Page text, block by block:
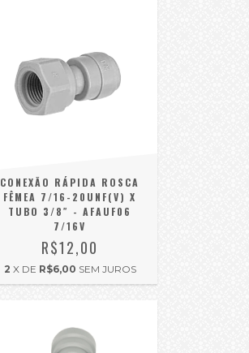
CONEXÃO RÁPIDA ROSCA
FÊMEA 7/16-20UNF(V) X
TUBO 3/8″ - AFAUF06
7/16V
R$12,00
2 X DE R$6,00 SEM JUROS